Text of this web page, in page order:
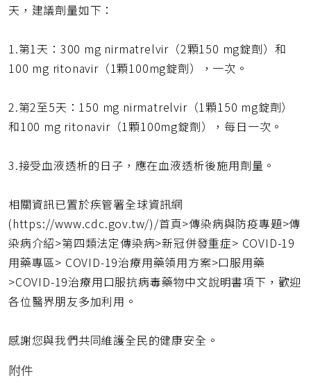
天，建議劑量如下：
1.第1天：300 mg nirmatrelvir（2顆150 mg錠劑）和
100 mg ritonavir（1顆100mg錠劑），一次。
2.第2至5天：150 mg nirmatrelvir（1顆150 mg錠劑）
和100 mg ritonavir（1顆100mg錠劑），每日一次。
3.接受血液透析的日子，應在血液透析後施用劑量。
相關資訊已置於疾管署全球資訊網
(https://www.cdc.gov.tw/)/首頁>傳染病與防疫專題>傳
染病介紹>第四類法定傳染病>新冠併發重症> COVID-19
用藥專區> COVID-19治療用藥領用方案>口服用藥
>COVID-19治療用口服抗病毒藥物中文說明書項下，歡迎
各位醫界朋友多加利用。
感謝您與我們共同維護全民的健康安全。
附件